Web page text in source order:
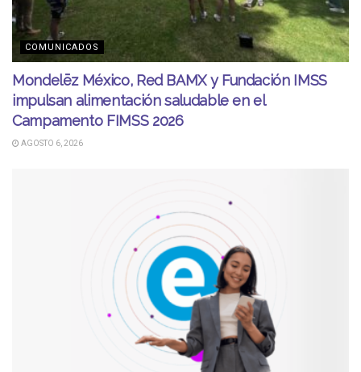
COMUNICADOS
Mondelēz México, Red BAMX y Fundación IMSS
impulsan alimentación saludable en el
Campamento FIMSS 2026
AGOSTO 6, 2026